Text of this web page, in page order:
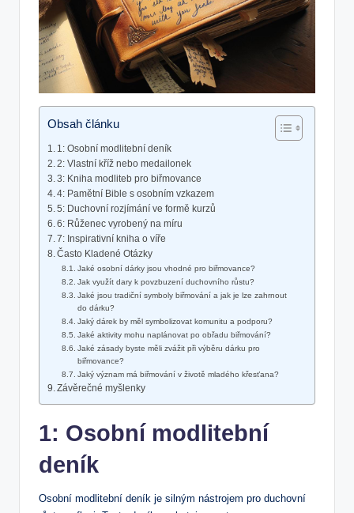
Obsah článku
1: Osobní modlitební deník
2: Vlastní ​kříž nebo medailonek
3: Kniha modliteb pro biřmovance
4: Pamětní Bible s⁤ osobním vzkazem
5: Duchovní rozjímání ve formě kurzů
6: Růženec⁣ vyrobený na míru
7: Inspirativní kniha o víře
Často Kladené‍ Otázky
Jaké osobní dárky jsou vhodné pro biřmovance?
Jak využít dary k povzbuzení duchovního růstu?
Jaké jsou ⁤tradiční symboly biřmování a jak je lze zahrnout
do dárku?
Jaký dárek by měl symbolizovat komunitu a podporu?
Jaké aktivity mohu⁣ naplánovat po obřadu ⁣biřmování?
Jaké zásady⁣ byste měli zvážit při výběru dárku pro
biřmovance?
Jaký význam má biřmování ​v životě mladého křesťana?
Závěrečné myšlenky
1: Osobní modlitební
deník
Osobní modlitební⁤ deník je silným nástrojem pro duchovní